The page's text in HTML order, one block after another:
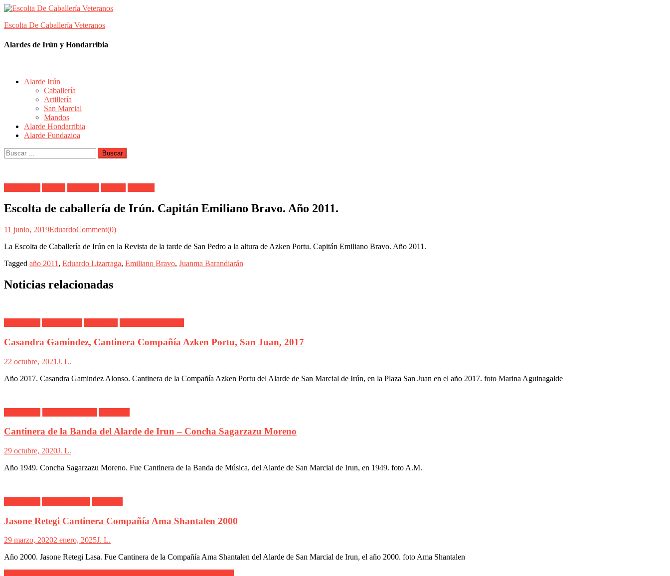
Skip
content
Escolta De Caballería Veteranos
Alardes de Irún y Hondarribia
Alarde Irún
Caballería
Artillería
San Marcial
Mandos
Alarde Hondarribia
Alarde Fundazioa
Buscar:
Escolta de caballería de Irún. Capitán Emiliano Bravo. Año 2011.
11 junio, 2019EduardoComment(0)
La Escolta de Caballería de Irún en la Revista de la tarde de San Pedro a la altura de Azken Portu. Capitán Emiliano Bravo. Año 2011.
Tagged año 2011 , Eduardo Lizarraga, Emiliano Bravo, Juanma Barandiarán
Noticias relacionadas
Casandra Gamindez, Cantinera Compañía Azken Portu, San Juan, 2017
22 octubre, 2021J. L.
Año 2017. Casandra Gamindez Alonso. Cantinera de la Compañía Azken Portu del Alarde de San Marcial de Irún, en la Plaza San Juan en el año 2017. foto Marina Aguinagalde
Cantinera de la Banda del Alarde de Irun – Concha Sagarzazu Moreno
29 octubre, 2020J. L.
Año 1949. Concha Sagarzazu Moreno. Fue Cantinera de la Banda de Música, del Alarde de San Marcial de Irun, en 1949. foto A.M.
Jasone Retegi Cantinera Compañía Ama Shantalen 2000
29 marzo, 20202 enero, 2025J. L.
Año 2000. Jasone Retegi Lasa. Fue Cantinera de la Compañía Ama Shantalen del Alarde de San Marcial de Irun, el año 2000. foto Ama Shantalen